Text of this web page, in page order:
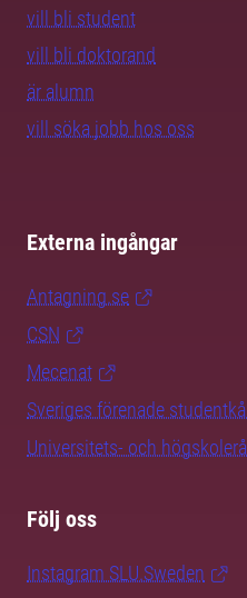
vill bli student
vill bli doktorand
är alumn
vill söka jobb hos oss
Externa ingångar
Antagning.se
CSN
Mecenat
Sveriges förenade
Universitets- och
Följ oss
Instagram SLU.Sweden